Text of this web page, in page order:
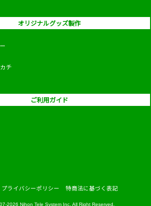
オリジナルグッズ製作
チ
ご利用ガイド
プライバシーポリシー 特商法に基づく表記
2026 Nihon Tele System Inc. All Right Reserved.